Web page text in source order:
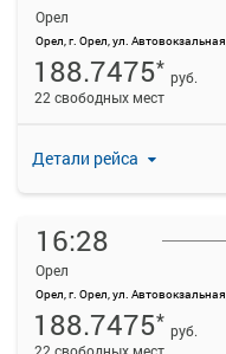
Орел
Детали рейса
188.7475* руб.
22 свободных мест
16:28
Орел
188.7475* руб.